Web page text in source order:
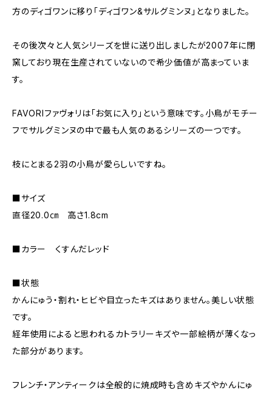
方のディゴワンに移り「ディゴワン&サルグミンヌ」となりました。
その後次々と人気シリーズを世に送り出しましたが2007年に閉
窯しており現在生産されていないので希少価値が高まっていま
す。
FAVORIファヴォリは「お気に入り」という意味です。小鳥がモチー
フでサルグミンヌの中で最も人気のあるシリーズの一つです。
枝にとまる2羽の小鳥が愛らしいですね。
■サイズ
直径20.0㎝ 高さ1.8cm
■カラー くすんだレッド
■状態
かんにゅう・割れ・ヒビや目立ったキズはありません。美しい状態
です。
経年使用によると思われるカトラリーキズや一部絵柄が薄くなっ
た部分があります。
フレンチ・アンティークは全般的に焼成時も含めキズやかんにゅ